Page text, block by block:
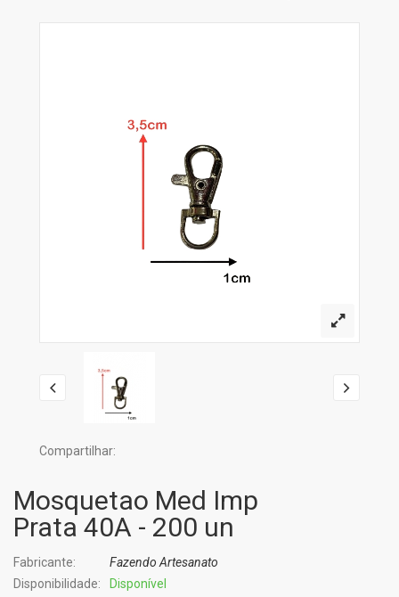
Compartilhar:
Mosquetao Med Imp
Prata 40A - 200 un
Fabricante:
Fazendo Artesanato
Disponibilidade:
Disponível